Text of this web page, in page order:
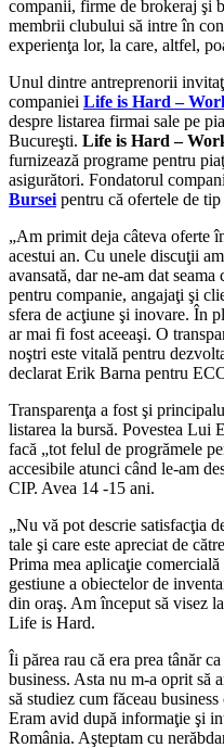
companii, firme de brokeraj şi
membrii clubului să intre în
experienţa lor, la care, altfel,
Unul dintre antreprenorii
companiei Life is Hard –
despre listarea firmai sale pe
Bucureşti. Life is Hard –
furnizează programe pentru
asigurători. Fondatorul
Bursei pentru că ofertele de
„Am primit deja câteva oferte
acestui an. Cu unele discuţii
avansată, dar ne-am dat
pentru companie, angajaţi şi
sfera de acţiune şi inovare. În
ar mai fi fost aceeaşi. O
noştri este vitală pentru
declarat Erik Barna pentru
Transparenţa a fost şi
listarea la bursă. Povestea Lui
facă „tot felul de progrămele
accesibile atunci când le-am
CIP. Avea 14 -15 ani.
„Nu vă pot descrie satisfacţia
tale şi care este apreciat de
Prima mea aplicaţie
gestiune a obiectelor de
din oraş. Am început să visez
Life is Hard.
Îi părea rau că era prea tânăr
business. Asta nu m-a oprit să
să studiez cum făceau
Eram avid după informaţie şi
România. Aşteptam cu